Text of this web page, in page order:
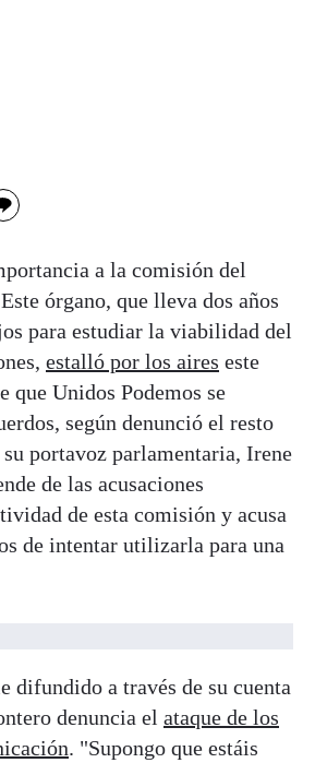
a la comisión del
órgano, que lleva dos años
para estudiar la viabilidad del
estalló por los aires este
que Unidos Podemos se
según denunció el resto
portavoz parlamentaria, Irene
de las acusaciones
de esta comisión y acusa
de intentar utilizarla para una
difundido a través de su cuenta
denuncia el ataque de los
. "Supongo que estáis